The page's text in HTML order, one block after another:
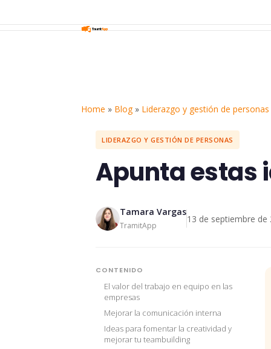
Home » Blog» Liderazgo y gestión de personas
LIDERAZGO Y GESTIÓN DE PERSONAS
Apunta estas
Tamara Vargas
TramitApp
13 de septiembre de
CONTENIDO
El valor del trabajo en equipo en las
empresas
Mejorar la comunicación interna
Ideas para fomentar la creatividad y
mejorar tu teambuilding